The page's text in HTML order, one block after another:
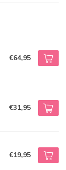
€64,95
€31,95
€19,95